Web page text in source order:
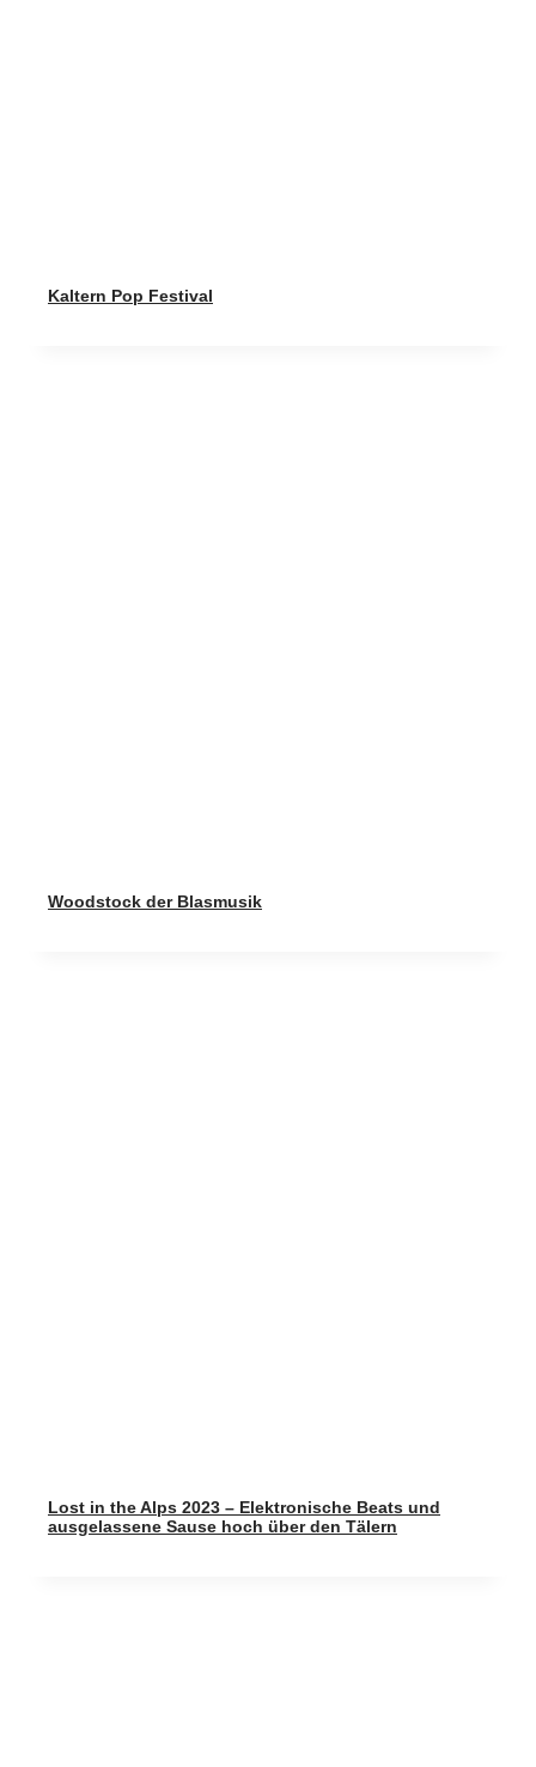
Kaltern Pop Festival
Woodstock der Blasmusik
Lost in the Alps 2023 – Elektronische Beats und
ausgelassene Sause hoch über den Tälern